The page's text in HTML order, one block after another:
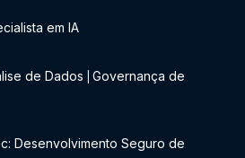
em IA
de Dados
Governança de
Desenvolvimento Seguro de